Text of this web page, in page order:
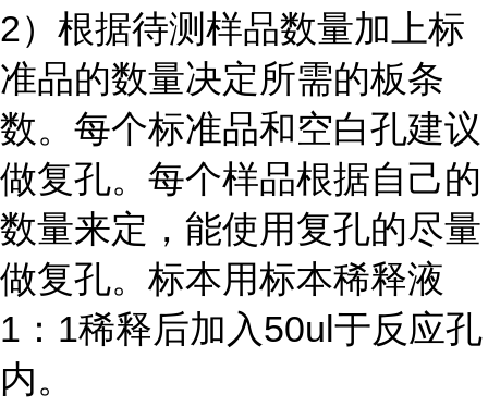
2）根据待测样品数量加上标
准品的数量决定所需的板条
数。每个标准品和空白孔建议
做复孔。每个样品根据自己的
数量来定，能使用复孔的尽量
做复孔。标本用标本稀释液
1：1稀释后加入50ul于反应孔
内。